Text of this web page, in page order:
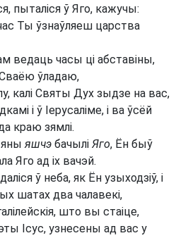
пыталіся ў Яго, кажучы:
Ты ўзнаўляеш царства
ведаць часы ці абставіны,
ўладаю,
калі Святы Дух зыдзе на вас,
і ў Іерусаліме, і ва ўсёй
краю зямлі.
яныяшчэ бачылі Яго, Ён быў
Яго ад іх вачэй.
ў неба, як Ён узыходзіў, і
шатах два чалавекі,
што вы стаіце,
Ісус, узнесены ад вас у